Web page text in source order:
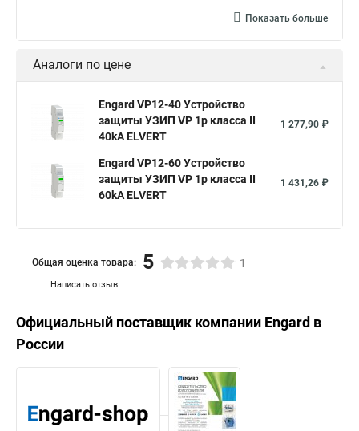
Показать больше
Аналоги по цене
Engard VP12-40 Устройство
защиты УЗИП VP 1p класса II
40kA ELVERT
1 277,90 ₽
Engard VP12-60 Устройство
защиты УЗИП VP 1p класса II
60kA ELVERT
1 431,26 ₽
Написать отзыв
Общая оценка товара: 5 1
Официальный поставщик компании Engard в
России